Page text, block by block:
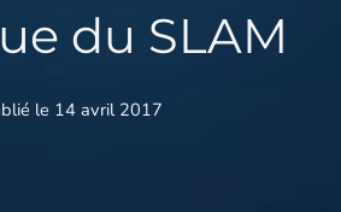
du SLAM
le 14 avril 2017